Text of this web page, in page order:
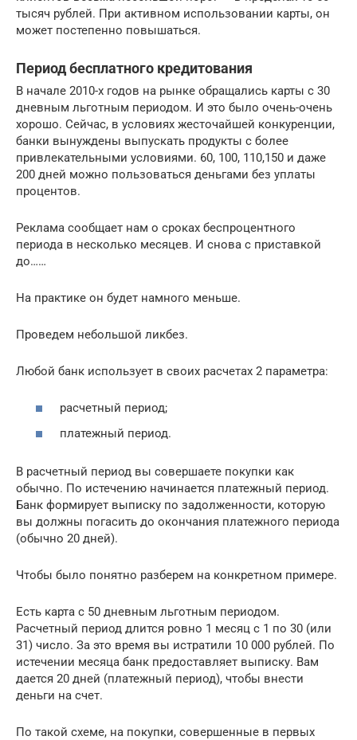
тысяч рублей. При активном использовании карты, он
может постепенно повышаться.
Период бесплатного кредитования
В начале 2010-х годов на рынке обращались карты с 30
дневным льготным периодом. И это было очень-очень
хорошо. Сейчас, в условиях жесточайшей конкуренции,
банки вынуждены выпускать продукты с более
привлекательными условиями. 60, 100, 110,150 и даже
200 дней можно пользоваться деньгами без уплаты
процентов.
Реклама сообщает нам о сроках беспроцентного
периода в несколько месяцев. И снова с приставкой
до……
На практике он будет намного меньше.
Проведем небольшой ликбез.
Любой банк использует в своих расчетах 2 параметра:
расчетный период;
платежный период.
В расчетный период вы совершаете покупки как
обычно. По истечению начинается платежный период.
Банк формирует выписку по задолженности, которую
вы должны погасить до окончания платежного периода
(обычно 20 дней).
Чтобы было понятно разберем на конкретном примере.
Есть карта с 50 дневным льготным периодом.
Расчетный период длится ровно 1 месяц с 1 по 30 (или
31) число. За это время вы истратили 10 000 рублей. По
истечении месяца банк предоставляет выписку. Вам
дается 20 дней (платежный период), чтобы внести
деньги на счет.
По такой схеме, на покупки, совершенные в первых